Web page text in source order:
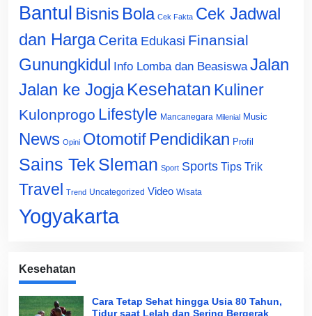
Bantul Bisnis Bola Cek Fakta Cek Jadwal
dan Harga Cerita Edukasi Finansial
Gunungkidul Info Lomba dan Beasiswa Jalan
Jalan ke Jogja Kesehatan Kuliner
Kulonprogo Lifestyle Mancanegara Milenial Music
News Opini Otomotif Pendidikan Profil
Sains Tek Sleman Sport Sports Tips Trik
Travel Trend Uncategorized Video Wisata
Yogyakarta
Kesehatan
Cara Tetap Sehat hingga Usia 80 Tahun,
Tidur saat Lelah dan Sering Bergerak